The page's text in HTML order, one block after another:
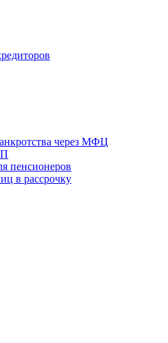
через МФЦ
пенсионеров
в рассрочку